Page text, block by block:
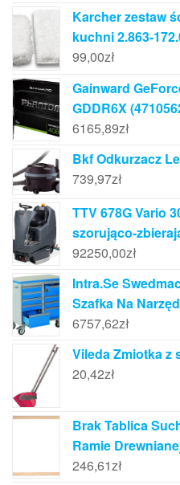
Karcher zestaw
kuchni 2.863-
99,00zł
Gainward
GDDR6X
6165,89zł
Bkf Odkurzacz
739,97zł
TTV 678G Vario
szorująco-
92250,00zł
Intra.Se
Szafka Na
6757,62zł
Vileda Zmiotka z
20,42zł
Brak Tablica
Ramie
246,61zł